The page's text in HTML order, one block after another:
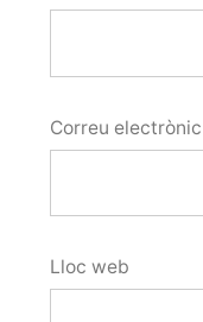
Correu electrònic
Lloc web